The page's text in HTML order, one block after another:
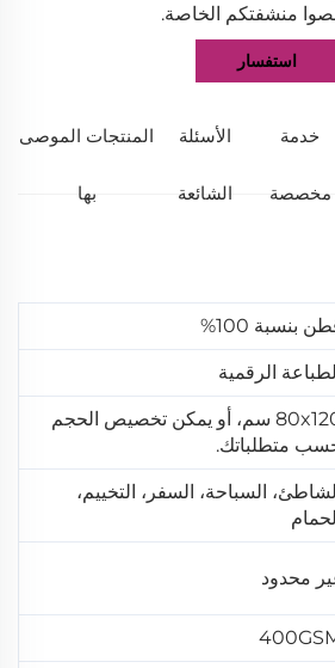
منشفتكم الخاصة.
استفسار
خدمة
مخصصة
الأسئلة
الشائعة
المنتجات الموصى
بها
بنسبة 100%
الرقمية
80x120 سم، أو يمكن تخصيص الحجم
متطلباتك.
السباحة، السفر، التخييم،
محدود